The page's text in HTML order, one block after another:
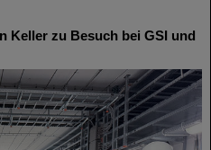
Keller zu Besuch bei GSI und